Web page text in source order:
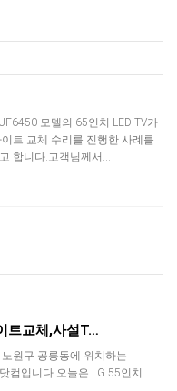
모델의 65인치 LED TV가
트 교체 수리를 진행한 사례를
합니다.고객님께서…
트교체,사설T…
원구 공릉동에 위치하는
컴입니다 오늘은 LG 55인치